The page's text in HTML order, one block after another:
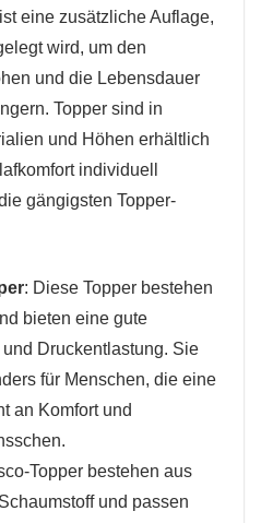
eine zusätzliche Auflage,
wird, um den
und die Lebensdauer
Topper sind in
und Höhen erhältlich
individuell
gängigsten Topper-
: Diese Topper bestehen
bieten eine gute
Druckentlastung. Sie
für Menschen, die eine
an Komfort und
Topper bestehen aus
und passen